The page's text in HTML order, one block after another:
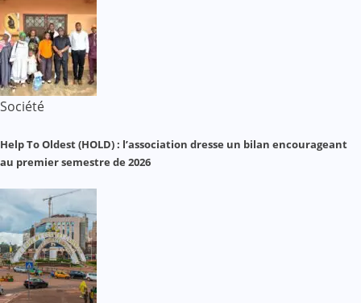
Société
Help To Oldest (HOLD) : l’association dresse un bilan encourageant
au premier semestre de 2026